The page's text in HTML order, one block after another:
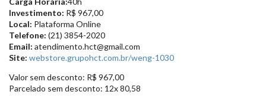
Investimento: R$ 967,00
Local: Plataforma Online
Telefone: (21) 3854-2020
Email: atendimento.hct@gmail.com
Site: webstore.grupohct.com.br/weng-1030
Valor sem desconto: R$ 967,00
Parcelado sem desconto: 12x 80,58